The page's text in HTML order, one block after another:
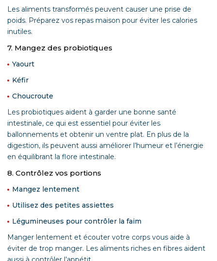
Les aliments transformés peuvent causer une prise de
poids. Préparez vos repas maison pour éviter les calories
inutiles.
7. Mangez des probiotiques
Yaourt
Kéfir
Choucroute
Les probiotiques aident à garder une bonne santé
intestinale, ce qui est essentiel pour éviter les
ballonnements et obtenir un ventre plat. En plus de la
digestion, ils peuvent aussi améliorer l’humeur et l’énergie
en équilibrant la flore intestinale.
8. Contrôlez vos portions
Mangez lentement
Utilisez des petites assiettes
Légumineuses pour contrôler la faim
Manger lentement et écouter votre corps vous aide à
éviter de trop manger. Les aliments riches en fibres aident